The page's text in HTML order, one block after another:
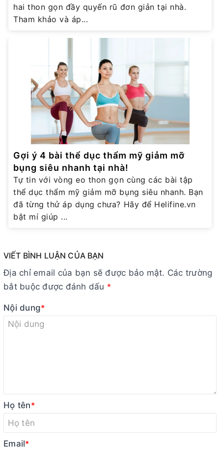
hai thon gọn đầy quyến rũ đơn giản tại nhà.
Tham khảo và áp...
Gợi ý 4 bài thể dục thẩm mỹ giảm mỡ
bụng siêu nhanh tại nhà!
Tự tin với vòng eo thon gọn cùng các bài tập
thể dục thẩm mỹ giảm mỡ bụng siêu nhanh. Bạn
đã từng thử áp dụng chưa? Hãy để Helifine.vn
bật mí giúp ...
VIẾT BÌNH LUẬN CỦA BẠN
Địa chỉ email của bạn sẽ được bảo mật. Các trường
bắt buộc được đánh dấu *
Nội dung*
Họ tên*
Email*